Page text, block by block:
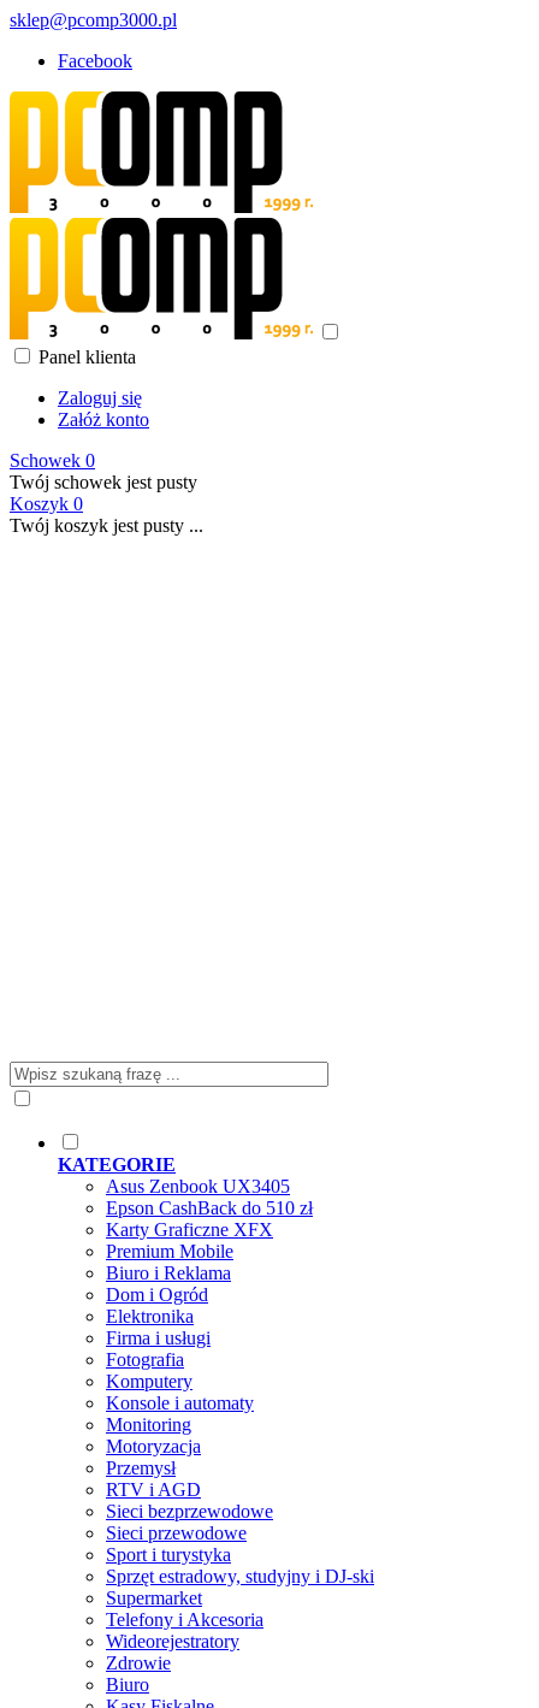
sklep@pcomp3000.pl
Facebook
Panel klienta
Zaloguj się
Załóż konto
Schowek 0
Twój schowek jest pusty
Koszyk 0
Twój koszyk jest pusty ...
KATEGORIE
Asus Zenbook UX3405
Epson CashBack do 510 zł
Karty Graficzne XFX
Premium Mobile
Biuro i Reklama
Dom i Ogród
Elektronika
Firma i usługi
Fotografia
Komputery
Konsole i automaty
Monitoring
Motoryzacja
Przemysł
RTV i AGD
Sieci bezprzewodowe
Sieci przewodowe
Sport i turystyka
Sprzęt estradowy, studyjny i DJ-ski
Supermarket
Telefony i Akcesoria
Wideorejestratory
Zdrowie
Biuro